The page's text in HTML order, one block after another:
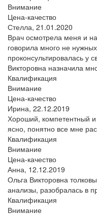
Внимание
Цена-качество
Стелла, 21.01.2020
Врач осмотрела меня и
говорила много не
проконсультировалась у
Викторовна назначила
Квалификация
Внимание
Цена-качество
Ирина, 22.12.2019
Хороший, компетентный
ясно, понятно все мне
Квалификация
Внимание
Цена-качество
Анна, 12.12.2019
Ольга Викторовна
анализы, разобралась в
Квалификация
Внимание